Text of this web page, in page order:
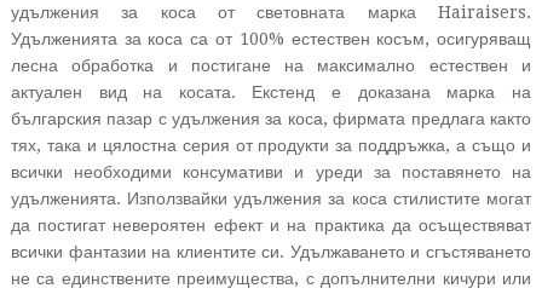
удължения за коса от световната марка Hairaisers.
Удълженията за коса са от 100% естествен косъм, осигуряващ
лесна обработка и постигане на максимално естествен и
актуален вид на косата. Екстенд е доказана марка на
българския пазар с удължения за коса, фирмата предлага както
тях, така и цялостна серия от продукти за поддръжка, а също и
всички необходими консумативи и уреди за поставянето на
удълженията. Използвайки удължения за коса стилистите могат
да постигат невероятен ефект и на практика да осъществяват
всички фантазии на клиентите си. Удължаването и сгъстяването
не са единствените преимущества, с допълнителни кичури или